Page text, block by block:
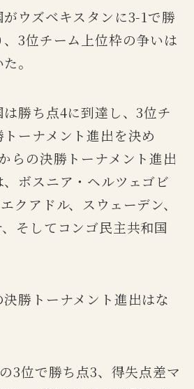
ウズベキスタンに3-1で勝
3位チーム上位枠の争いは
。
勝ち点4に到達し、3位チ
ーナメント進出を決め
らの決勝トーナメント進出
ボスニア・ヘルツェゴビ
クアドル、スウェーデン、
そしてコンゴ民主共和国
勝トーナメント進出はな
3位で勝ち点3、得失点差マ